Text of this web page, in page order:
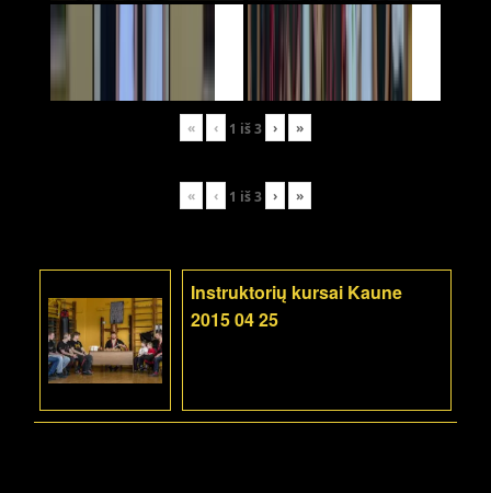
« ‹ 1 iš3 › »
« ‹ 1 iš3 › »
Instruktorių kursai Kaune
2015 04 25